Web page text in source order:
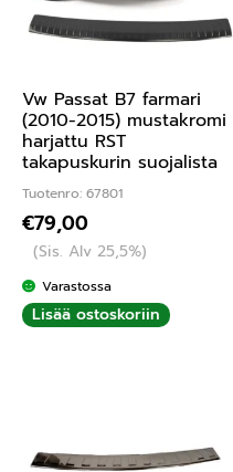
Vw Passat B7 farmari
(2010-2015) mustakromi
harjattu RST
takapuskurin suojalista
Tuotenro: 67801
€79,00
(Sis. Alv 25,5%)
Varastossa
Lisää ostoskoriin